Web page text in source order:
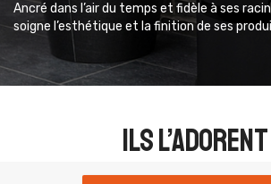
Ancré dans l’air du temps et fidèle à ses
soigne l’esthétique et la finition de ses
ils